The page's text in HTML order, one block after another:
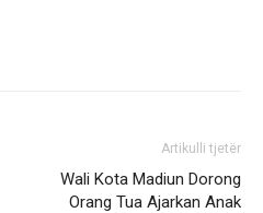
Artikulli tjetër
Wali Kota Madiun Dorong
Orang Tua Ajarkan Anak